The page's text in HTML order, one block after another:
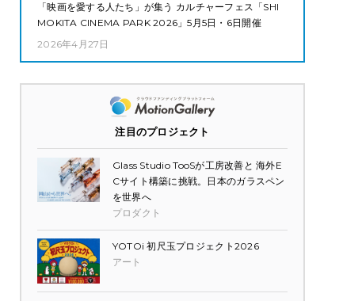
「映画を愛する人たち」が集う カルチャーフェス「SHI
MOKITA CINEMA PARK 2026」5月5日・6日開催
2026年4月27日
注目のプロジェクト
Glass Studio TooSが工房改善と 海外E
Cサイト構築に挑戦。日本のガラスペン
を世界へ
プロダクト
YOTOi 初尺玉プロジェクト2026
アート